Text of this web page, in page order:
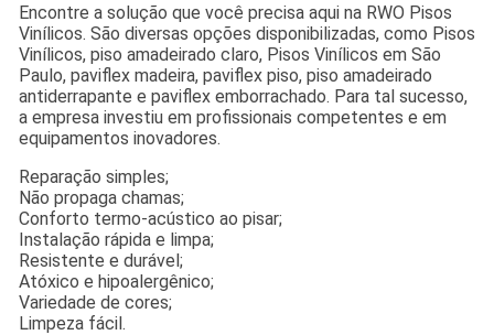
Encontre a solução que você precisa aqui na RWO Pisos
Vinílicos. São diversas opções disponibilizadas, como Pisos
Vinílicos, piso amadeirado claro, Pisos Vinílicos em São
Paulo, paviflex madeira, paviflex piso, piso amadeirado
antiderrapante e paviflex emborrachado. Para tal sucesso,
a empresa investiu em profissionais competentes e em
equipamentos inovadores.
Reparação simples;
Não propaga chamas;
Conforto termo-acústico ao pisar;
Instalação rápida e limpa;
Resistente e durável;
Atóxico e hipoalergênico;
Variedade de cores;
Limpeza fácil.